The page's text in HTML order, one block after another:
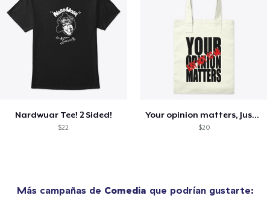
Nardwuar Tee! 2 Sided!
$22
Your opinion matters, Just not to me!
$20
Más campañas de Comedia que podrían gustarte: